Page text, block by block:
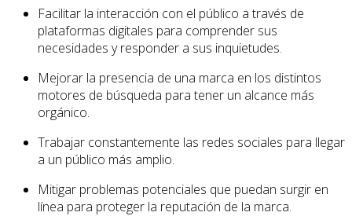
Facilitar la interacción con el público a través de
plataformas digitales para comprender sus
necesidades y responder a sus inquietudes.
Mejorar la presencia de una marca en los distintos
motores de búsqueda para tener un alcance más
orgánico.
Trabajar constantemente las redes sociales para llegar
a un público más amplio.
Mitigar problemas potenciales que puedan surgir en
línea para proteger la reputación de la marca.